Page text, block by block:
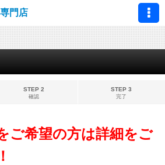
門店
STEP 2
確認
STEP 3
完了
ご希望の方は詳細をご